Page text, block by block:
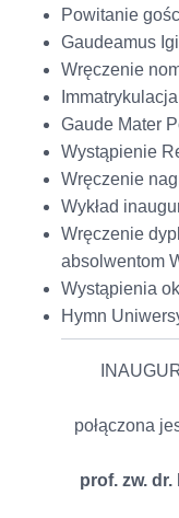
Powitanie
Gaudeamus
Wręczenie
Immatrykulacja
Gaude Mater
Wystąpienie
Wręczenie
Wykład
Wręczenie
absolwentom
Wystąpienia
Hymn
połączona
prof. zw. dr.